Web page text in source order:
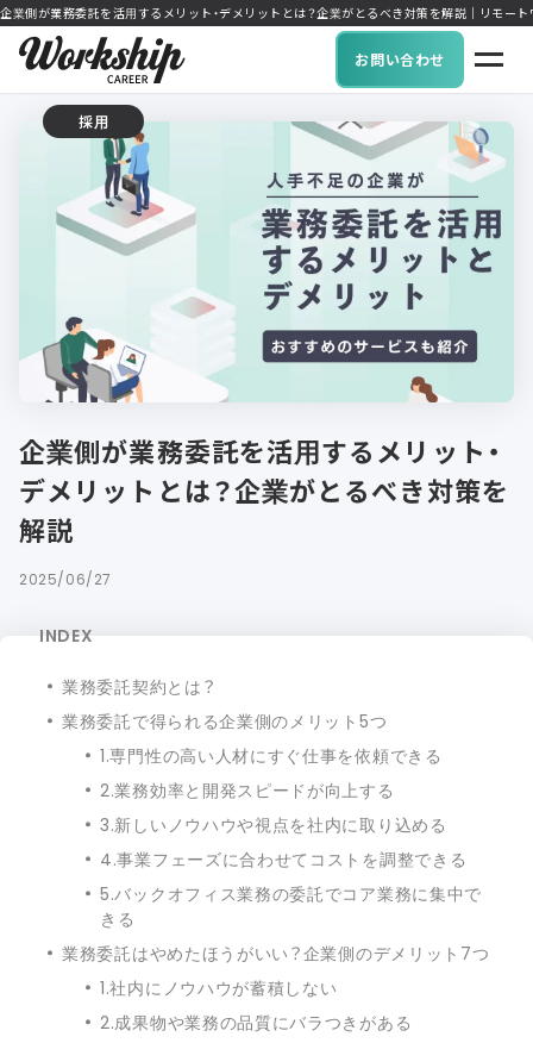
企業側が業務委託を活用するメリット・デメリットとは？企業がとるべき対策を解説｜リモー
お問い合わせ
採用
企業側が業務委託を活用するメリット・
デメリットとは？企業がとるべき対策を
解説
2025/06/27
INDEX
業務委託契約とは？
業務委託で得られる企業側のメリット5つ
1.専門性の高い人材にすぐ仕事を依頼できる
2.業務効率と開発スピードが向上する
3.新しいノウハウや視点を社内に取り込める
4.事業フェーズに合わせてコストを調整できる
5.バックオフィス業務の委託でコア業務に集中で
きる
業務委託はやめたほうがいい？企業側のデメリット7つ
1.社内にノウハウが蓄積しない
2.成果物や業務の品質にバラつきがある